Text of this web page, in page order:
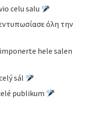
celu salu
όλη την
hele salen
sál
publikum